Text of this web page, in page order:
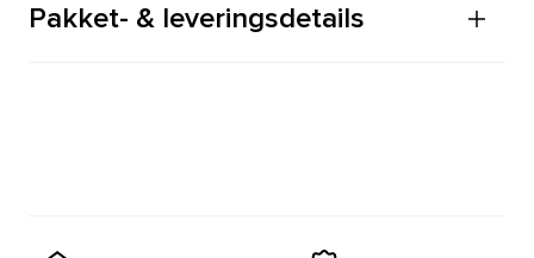
Pakket- & leveringsdetails